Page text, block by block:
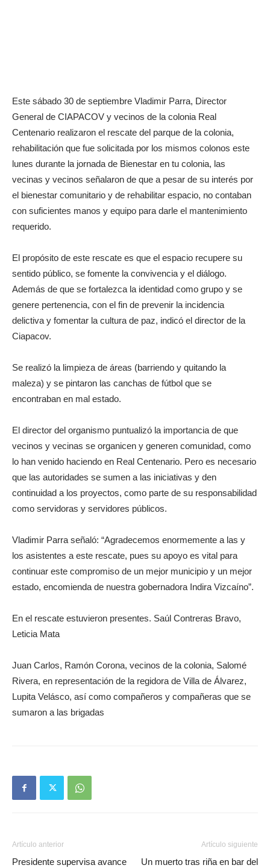
Este sábado 30 de septiembre Vladimir Parra, Director
General de CIAPACOV y vecinos de la colonia Real
Centenario realizaron el rescate del parque de la colonia,
rehabilitación que fue solicitada por los mismos colonos este
lunes durante la jornada de Bienestar en tu colonia, las
vecinas y vecinos señalaron de que a pesar de su interés por
el bienestar comunitario y de rehabilitar espacio, no contaban
con suficientes manos y equipo para darle el mantenimiento
requerido.
El propósito de este rescate es que el espacio recupere su
sentido público, se fomente la convivencia y el diálogo.
Además de que se fortalezca la identidad como grupo y se
genere pertenencia, con el fin de prevenir la incidencia
delictiva y fomentar la cultura de paz, indicó el director de la
Ciapacov.
Se realizó la limpieza de áreas (barriendo y quitando la
maleza) y se pintaron las canchas de fútbol que se
encontraban en mal estado.
El director del organismo puntualizó la importancia de que
vecinos y vecinas se organicen y generen comunidad, como
lo han venido haciendo en Real Centenario. Pero es necesario
que las autoridades se sumen a las iniciativas y den
continuidad a los proyectos, como parte de su responsabilidad
como servidoras y servidores públicos.
Vladimir Parra señaló: “Agradecemos enormemente a las y
los asistentes a este rescate, pues su apoyo es vital para
continuar este compromiso de un mejor municipio y un mejor
estado, encomienda de nuestra gobernadora Indira Vizcaíno”.
En el rescate estuvieron presentes. Saúl Contreras Bravo,
Leticia Mata
Juan Carlos, Ramón Corona, vecinos de la colonia, Salomé
Rivera, en representación de la regidora de Villa de Álvarez,
Lupita Velásco, así como compañeros y compañeras que se
sumaron a las brigadas
Artículo anterior
Presidente supervisa avance
Artículo siguiente
Un muerto tras riña en bar del